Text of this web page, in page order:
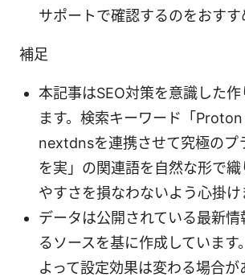
サポートで確認するのをおすす
補足
本記事はSEO対策を意識した
ます。検索キーワード「
nextdnsを連携させて究極のプ
を実」の関連語を自然な形で
やすさを損なわないよう心掛け
データは公開されている最新情
るソースを基に作成しています
よって設定効果は変わる場合が